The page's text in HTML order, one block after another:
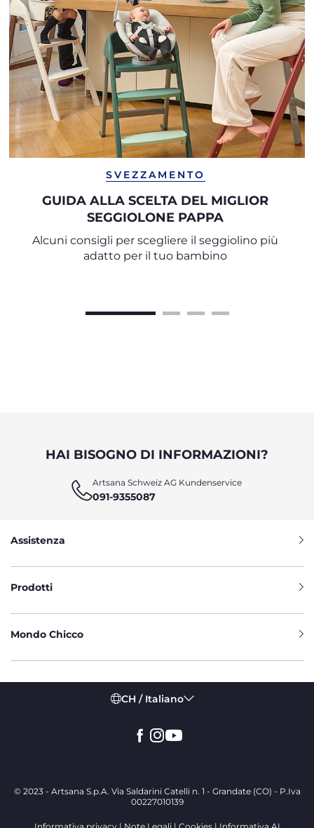
SVEZZAMENTO
GUIDA ALLA SCELTA DEL MIGLIOR
SEGGIOLONE PAPPA
Alcuni consigli per scegliere il seggiolino più
adatto per il tuo bambino
HAI BISOGNO DI INFORMAZIONI?
Artsana Schweiz AG Kundenservice
091-9355087
Assistenza
Prodotti
Mondo Chicco
CH / Italiano
© 2023 - Artsana S.p.A. Via Saldarini Catelli n. 1 - Grandate (CO) - P.Iva
00227010139